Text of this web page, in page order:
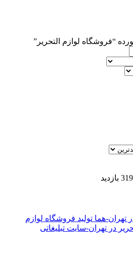
“فروشگاه لوازم التحریر”
319 بازدید